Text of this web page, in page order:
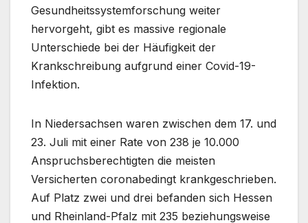
Gesundheitssystemforschung weiter
hervorgeht, gibt es massive regionale
Unterschiede bei der Häufigkeit der
Krankschreibung aufgrund einer Covid-19-
Infektion.
In Niedersachsen waren zwischen dem 17. und
23. Juli mit einer Rate von 238 je 10.000
Anspruchsberechtigten die meisten
Versicherten coronabedingt krankgeschrieben.
Auf Platz zwei und drei befanden sich Hessen
und Rheinland-Pfalz mit 235 beziehungsweise